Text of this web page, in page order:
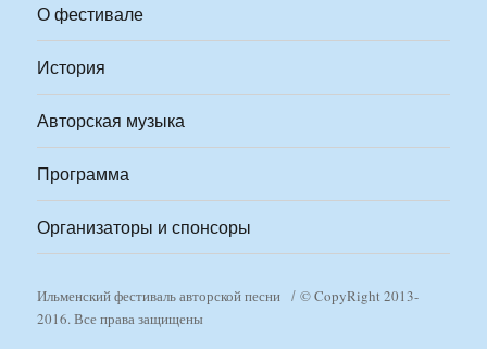
О фестивале
История
Авторская музыка
Программа
Организаторы и спонсоры
Ильменский фестиваль авторской песни
© CopyRight 2013-
2016. Все права защищены